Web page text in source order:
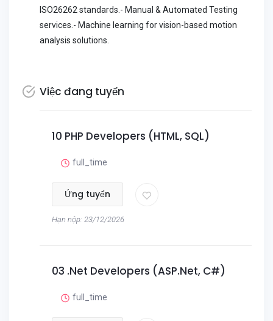
ISO26262 standards.- Manual & Automated Testing
services.- Machine learning for vision-based motion
analysis solutions.
Việc đang tuyển
10 PHP Developers (HTML, SQL)
full_time
Ứng tuyển
Hạn nộp: 23/12/2026
03 .Net Developers (ASP.Net, C#)
full_time